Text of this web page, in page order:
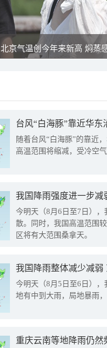
北京气温创今年来新高 焖蒸
台风“白海豚”靠近华
随着台风“白海豚”的靠近
高温范围将缩减，受冷空
今明天（8月6日至7日）
散。同时，我国高温范围
区将有大范围桑拿天。
我国降雨整体减少减弱
今明天（8月5日至6日）
地有中到大雨，局地暴雨
重庆云南等地降雨仍然